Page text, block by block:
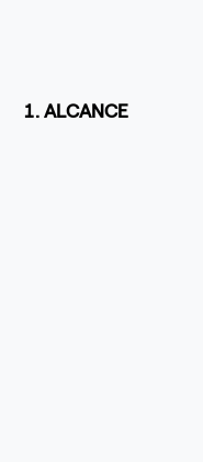
1. ALCANCE